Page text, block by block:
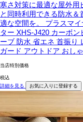
寒さ対策に最適な屋外用
と同時利用できる防水
適な空間を。
プラスマ
ター XHS-J420 カーボ
ーブ 防水 省エネ 首振り
ガード アウトドア おし
当店特別価格
税込
詳細を見る
お気に入りに登録する